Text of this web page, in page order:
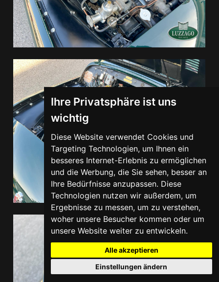
Ihre Privatsphäre ist uns
wichtig
Diese Website verwendet Cookies und
Targeting Technologien, um Ihnen ein
besseres Internet-Erlebnis zu ermöglichen
und die Werbung, die Sie sehen, besser an
Ihre Bedürfnisse anzupassen. Diese
Technologien nutzen wir außerdem, um
Ergebnisse zu messen, um zu verstehen,
woher unsere Besucher kommen oder um
unsere Website weiter zu entwickeln.
Alle akzeptieren
Einstellungen ändern